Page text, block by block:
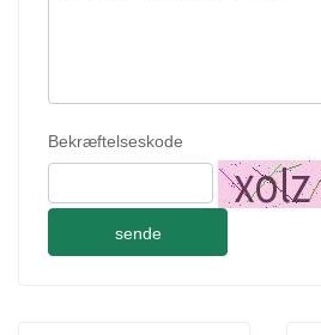
Bekræftelseskode
sende